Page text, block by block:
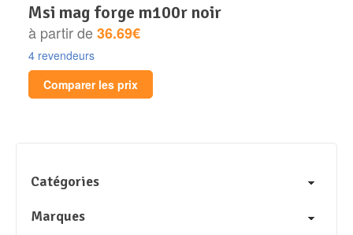
msi mag forge m100r noir
à partir de36.69€
4 revendeurs
Comparer les prix
Catégories
Marques